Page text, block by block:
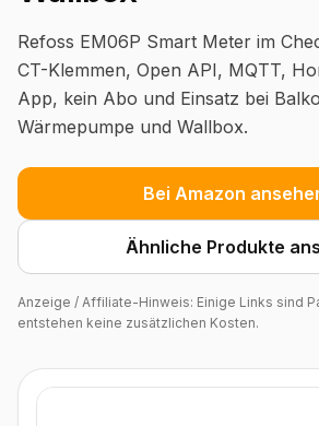
Refoss EM06P Smart Meter im
CT-Klemmen, Open API, MQTT,
App, kein Abo und Einsatz bei
Wärmepumpe und Wallbox.
Bei Amazon
Ähnliche Produkte
Anzeige / Affiliate-Hinweis: Einige Links sind
entstehen keine zusätzlichen Kosten.